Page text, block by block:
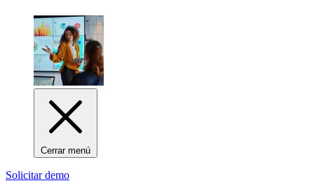
Cerrar menú
Solicitar demo